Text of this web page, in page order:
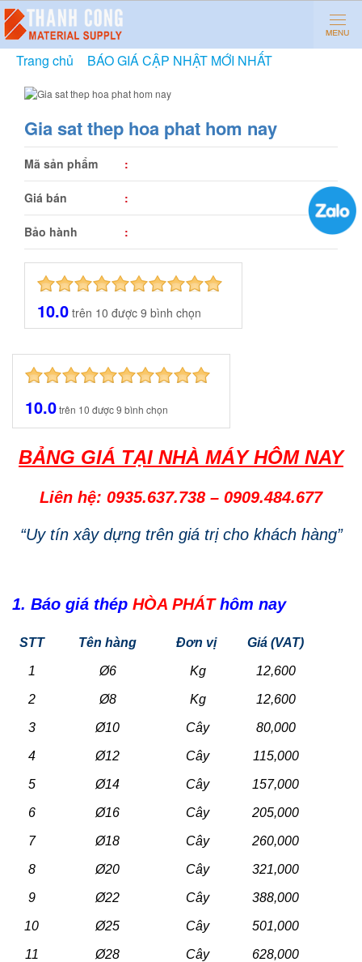
Trang chủ BÁO GIÁ CẬP NHẬT MỚI NHẤT
Gia sat thep hoa phat hom nay
Mã sản phẩm :
Giá bán :
Bảo hành :
10.0 trên 10 được 9 bình chọn
10.0trên 10 được9 bình chọn
BẢNG GIÁ TẠI NHÀ MÁY HÔM NAY
Liên hệ: 0935.637.738 – 0909.484.677
“Uy tín xây dựng trên giá trị cho khách hàng”
1. Báo giá thép HÒA PHÁThôm nay
STT Tên hàng Đơn vị Giá (VAT)
1 Ø6 Kg 12,600
2 Ø8 Kg 12,600
3 Ø10 Cây 80,000
4 Ø12 Cây 115,000
5 Ø14 Cây 157,000
6 Ø16 Cây 205,000
7 Ø18 Cây 260,000
8 Ø20 Cây 321,000
9 Ø22 Cây 388,000
10 Ø25 Cây 501,000
11 Ø28 Cây 628,000